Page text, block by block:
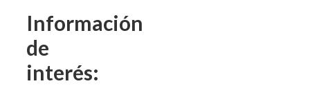
Información
de
interés: